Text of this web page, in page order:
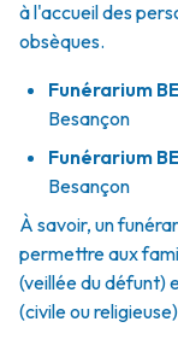
à l'accueil des
obsèques.
Funérarium
Besançon
Funérarium
Besançon
À savoir, un
permettre aux
(veillée du défunt)
(civile ou